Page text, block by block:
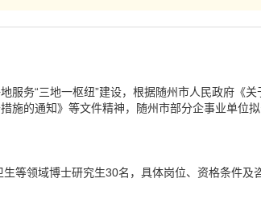
服务“三地一枢纽”建设，根据随州市人民政府《
施的通知》等文件精神，随州市部分企事业单位
等领域博士研究生30名，具体岗位、资格条件及